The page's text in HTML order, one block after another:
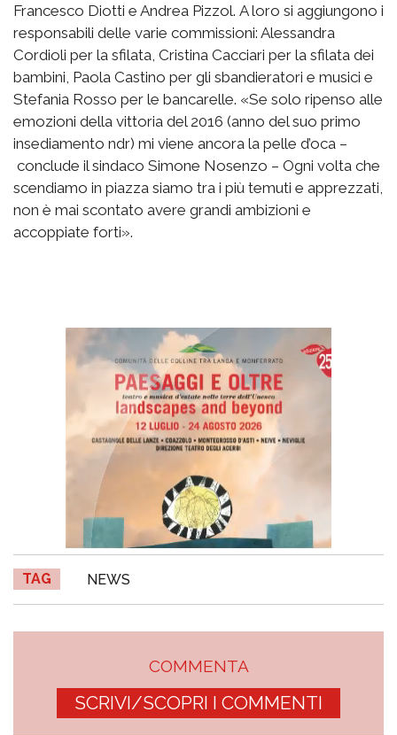
Francesco Diotti e Andrea Pizzol. A loro si aggiungono i
responsabili delle varie commissioni: Alessandra
Cordioli per la sfilata, Cristina Cacciari per la sfilata dei
bambini, Paola Castino per gli sbandieratori e musici e
Stefania Rosso per le bancarelle. «Se solo ripenso alle
emozioni della vittoria del 2016 (anno del suo primo
insediamento ndr) mi viene ancora la pelle d’oca –
conclude il sindaco Simone Nosenzo – Ogni volta che
scendiamo in piazza siamo tra i più temuti e apprezzati,
non è mai scontato avere grandi ambizioni e
accoppiate forti».
TAG NEWS
COMMENTA
SCRIVI/SCOPRI I COMMENTI